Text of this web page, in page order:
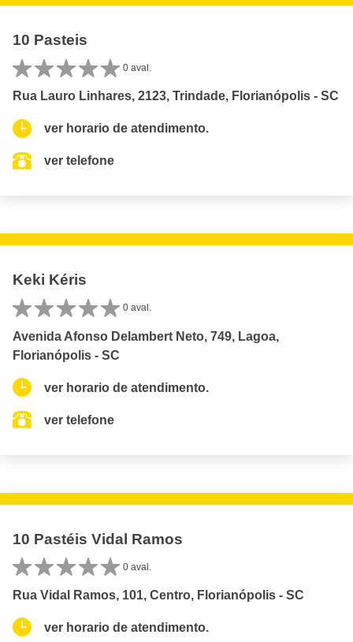
10 Pasteis
0 aval.
Rua Lauro Linhares, 2123, Trindade, Florianópolis - SC
ver horario de atendimento.
ver telefone
Keki Kéris
0 aval.
Avenida Afonso Delambert Neto, 749, Lagoa,
Florianópolis - SC
ver horario de atendimento.
ver telefone
10 Pastéis Vidal Ramos
0 aval.
Rua Vidal Ramos, 101, Centro, Florianópolis - SC
ver horario de atendimento.